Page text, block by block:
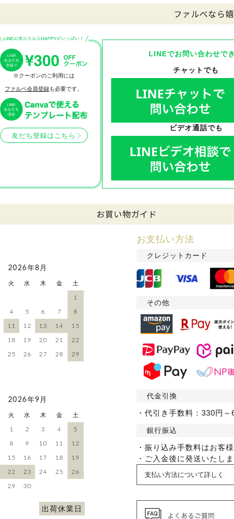
ファルべなら
※クーポンのご利用には
ファルベ会員登録も必要です。
友だち登録はこちら
LINEでお問い合わせで
チャットでも
ビデオ通話でも
お買い物ガイド
2026年8月
火 水 木 金 土
1
4 5 6 7 8
11 12 13 14 15
18 19 20 21 22
25 26 27 28 29
2026年9月
火 水 木 金 土
1 2 3 4 5
8 9 10 11 12
15 16 17 18 19
22 23 24 25 26
29 30
出荷休業日
お支払い方法
クレジットカード
その他
代金引換
・代引き手数料：330円～
銀行振込
・振り込み手数料はお客
・ご入金後に発送いたし
支払い方法について詳しく